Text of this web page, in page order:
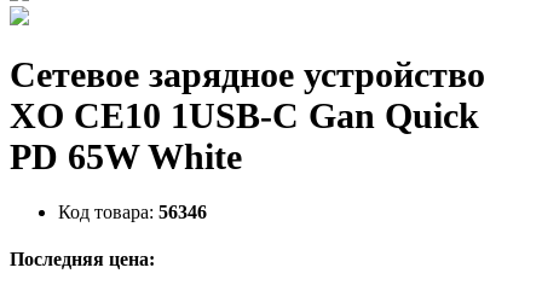
Сетевое зарядное устройство
XO CE10 1USB-C Gan Quick
PD 65W White
Код товара: 56346
Последняя цена: